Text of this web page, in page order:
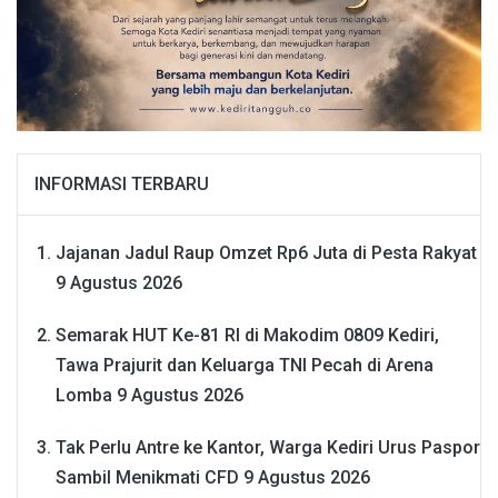
INFORMASI TERBARU
Jajanan Jadul Raup Omzet Rp6 Juta di Pesta Rakyat
9 Agustus 2026
Semarak HUT Ke-81 RI di Makodim 0809 Kediri,
Tawa Prajurit dan Keluarga TNI Pecah di Arena
Lomba 9 Agustus 2026
Tak Perlu Antre ke Kantor, Warga Kediri Urus Paspor
Sambil Menikmati CFD 9 Agustus 2026